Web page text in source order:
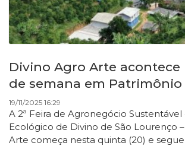
Divino Agro Arte acontece
de semana em Patrimônio
19/11/2025 16:29
A 2ª Feira de Agronegócio Sustentável
Ecológico de Divino de São Lourenço
Arte começa nesta quinta (20) e